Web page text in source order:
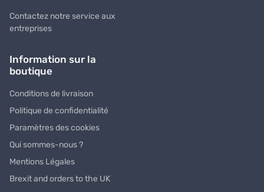
Contactez notre service aux
entreprises
Information sur la
boutique
Conditions de livraison
Politique de confidentialité
Paramètres des cookies
Qui sommes-nous ?
Mentions Légales
Brexit and orders to the UK